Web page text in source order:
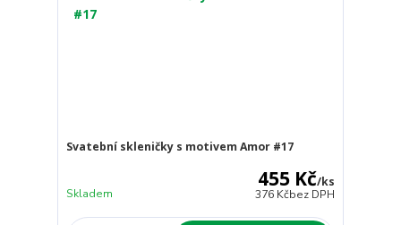
Svatební skleničky s motivem Amor #17
455 Kč/ks
376 Kčbez DPH
Skladem